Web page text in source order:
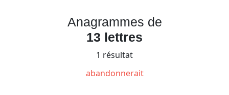
Anagrammes de
13 lettres
1 résultat
abandonnerait